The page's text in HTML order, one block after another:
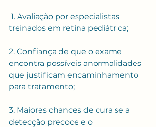
treinados em retina pediátrica;
2. Confiança de que o exame
encontra possíveis anormalidades
que justificam encaminhamento
para tratamento;
3. Maiores chances de cura se a
detecção precoce e o